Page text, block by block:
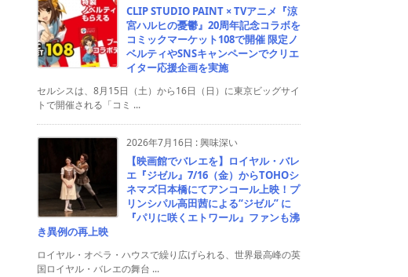
CLIP STUDIO PAINT × TVアニメ『涼
宮ハルヒの憂鬱』20周年記念コラボを
コミックマーケット108で開催 限定ノ
ベルティやSNSキャンペーンでクリエ
イター応援企画を実施
セルシスは、8月15日（土）から16日（日）に東京ビッグサイ
トで開催される「コミ ...
2026年7月16日 :興味深い
【映画館でバレエを】ロイヤル・バレ
エ『ジゼル』7/16（金）からTOHOシ
ネマズ日本橋にてアンコール上映！プ
リンシパル高田茜による“ジゼル” に
『パリに咲くエトワール』ファンも沸
き異例の再上映
ロイヤル・オペラ・ハウスで繰り広げられる、世界最高峰の英
国ロイヤル・バレエの舞台 ...